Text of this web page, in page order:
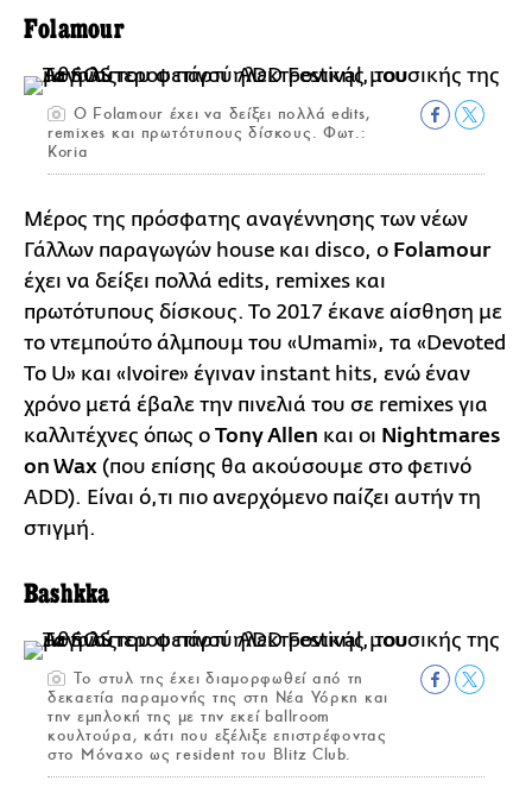
Folamour
Ο Folamour έχει να δείξει πολλά edits,
remixes και πρωτότυπους δίσκους. Φωτ.:
Koria
Μέρος της πρόσφατης αναγέννησης των νέων
Γάλλων παραγωγών house και disco, ο Folamour
έχει να δείξει πολλά edits, remixes και
πρωτότυπους δίσκους. Το 2017 έκανε αίσθηση με
το ντεμπούτο άλμπουμ του «Umami», τα «Devoted
To U» και «Ivoire» έγιναν instant hits, ενώ έναν
χρόνο μετά έβαλε την πινελιά του σε remixes για
καλλιτέχνες όπως ο Tony Allen και οι Nightmares
on Wax (που επίσης θα ακούσουμε στο φετινό
ADD). Είναι ό,τι πιο ανερχόμενο παίζει αυτήν τη
στιγμή.
Bashkka
Το στυλ της έχει διαμορφωθεί από τη
δεκαετία παραμονής της στη Νέα Υόρκη και
την εμπλοκή της με την εκεί ballroom
κουλτούρα, κάτι που εξέλιξε επιστρέφοντας
στο Μόναχο ως resident του Blitz Club.